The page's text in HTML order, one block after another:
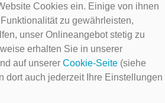
Cookies ein. Einige von ihnen
zu gewährleisten,
unser Onlineangebot stetig zu
erhalten Sie in unserer
auf unserer Cookie-Seite (siehe
dort auch jederzeit Ihre Einstellungen